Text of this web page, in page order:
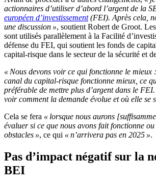
actionnaires d’utiliser d’abord l’argent de la
européen d’investissement(FEI). Après cela,
une discussion », soutient Robert de Groot.
sont utilisés parallèlement à la Facilité
défense du FEI, qui soutient les fonds de
capital-risque dans le secteur de la sécurité et
« Nous devons voir ce qui fonctionne le mieux
canal du capital-risque fonctionne mieux, ce
préférable de mettre plus d’argent dans le
voir comment la demande évolue et où elle se
Cela se fera « lorsque nous aurons
évaluer si ce que nous avons fait fonctionne ou
obstacles », ce qui « n’arrivera pas en 2025 ».
Pas d’impact négatif sur la
BEI